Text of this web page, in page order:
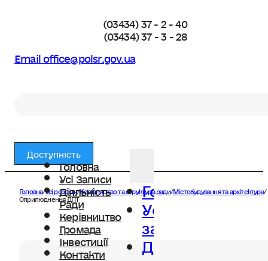
(03434) 37 - 2 - 40
(03434) 37 - 3 - 28
Email office@polsr.gov.ua
Головна
Усі Записи
Діяльність
Ради
Керівництво
Громада
Інвестиції
Контакти
Головна
Усі
записи
Діяльність
Доступність
Головна/Усі розділи/Керівництво та структура ради/Містобудування та архітектура/
Оприлюднення ДПТ